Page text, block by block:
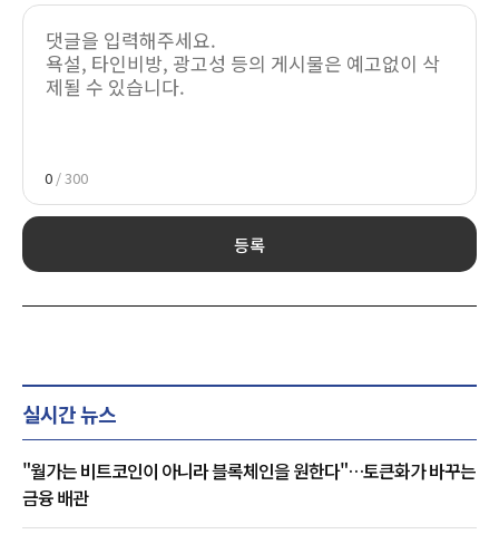
0 / 300
등록
실시간 뉴스
"월가는 비트코인이 아니라 블록체인을 원한다"…토큰화가 바꾸는
금융 배관